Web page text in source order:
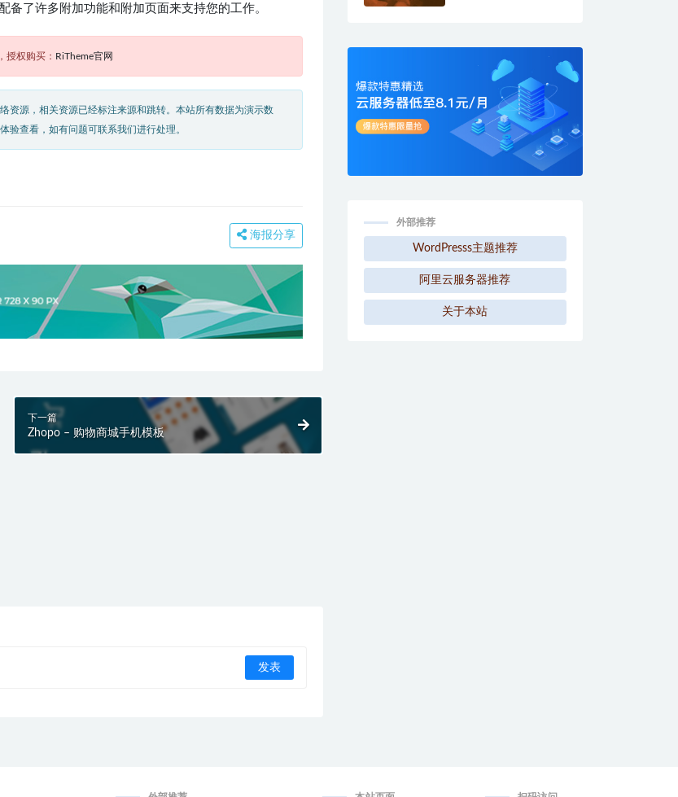
备了许多附加功能和附加页面来支持您的工作。
授权购买： RiTheme官网
资源，相关资源已经标注来源和跳转。本站所有数据为演示数
验查看，如有问题可联系我们进行处理。
海报分享
下一篇
Zhopo – 购物商城手机模板
外部推荐
WordPresss主题推荐
阿里云服务器推荐
关于本站